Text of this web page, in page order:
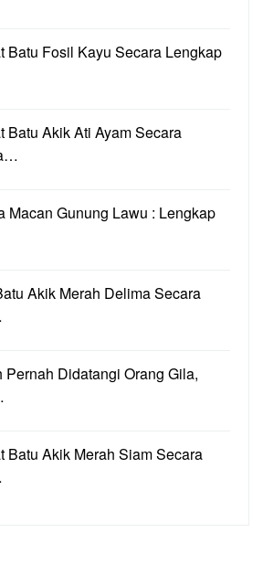
Batu Fosil Kayu Secara Lengkap
Batu Akik Ati Ayam Secara
Macan Gunung Lawu : Lengkap
Akik Merah Delima Secara
Pernah Didatangi Orang Gila,
Batu Akik Merah Siam Secara